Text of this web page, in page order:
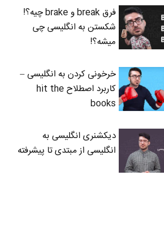
فرق break و brake چیه؟!
شکستن به انگلیسی چی
میشه؟!
خرخونی کردن به انگلیسی –
کاربرد اصطلاح hit the
books
دیکشنری انگلیسی به
انگلیسی از مبتدی تا پیشرفته